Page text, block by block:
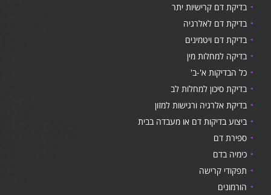
בדיקת דם קרישיות יתר
בדיקת דם לאלרגיה
בדיקת דם ויטמינים
בדיקה למחלות מין
כל הבדיקות א'-ב'
בדיקת סיכון למחלות לב
בדיקת אלרגיה ורגישות למזון
ביצוע בדיקות דם או מעבדה בבית
ספירת דם
כימיה בדם
תפקודי קרישה
הורמונים